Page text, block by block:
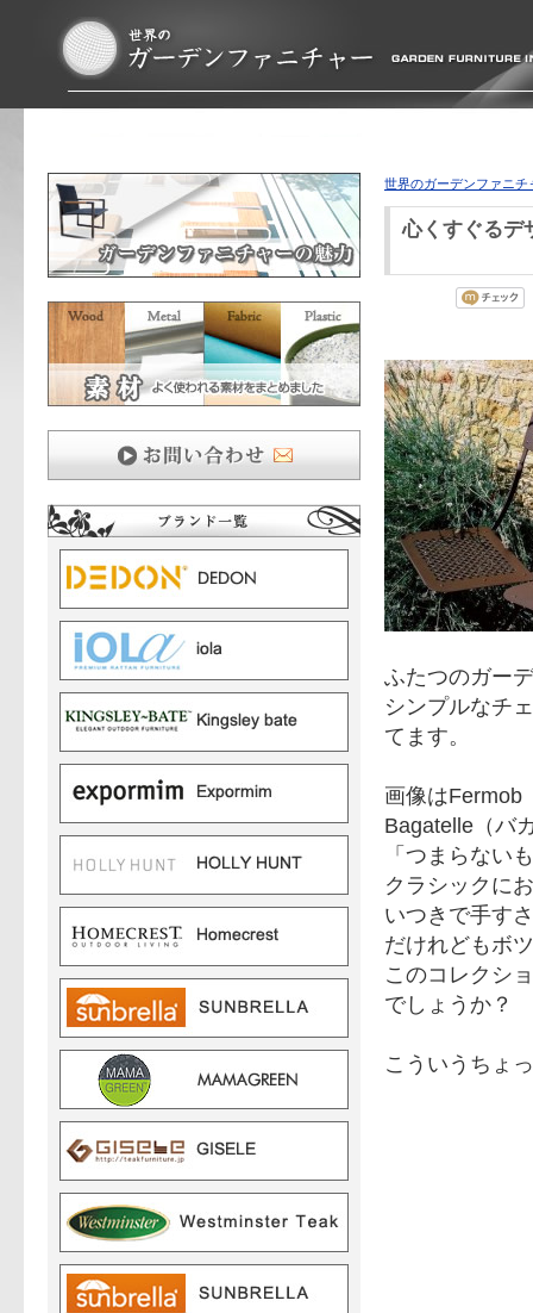
世界のガーデンファニチ
心くすぐるデ
ふたつのガー
シンプルなチ
てます。
画像はFermob
Bagatelle（バ
「つまらない
クラシックに
いつきで手す
だけれどもボ
このコレクシ
でしょうか？
こういうちょ